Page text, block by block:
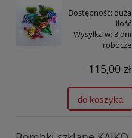
Dostępność:duża
ilość
Wysyłka w:3 dni
robocze
115,00 zł
do koszyka